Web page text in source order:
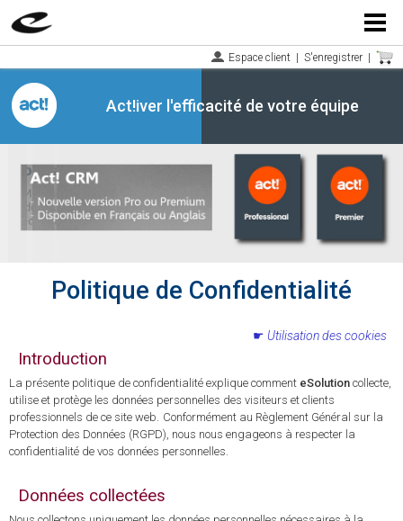
Menu
Espace client S'enregistrer
Act!iver l'efficacité de votre équipe
Politique de Confidentialité
Utilisation des cookies
Introduction
La présente politique de confidentialité explique comment eSolution collecte,
utilise et protège les données personnelles des visiteurs et clients
professionnels de ce site web. Conformément au Règlement Général sur la
Protection des Données (RGPD), nous nous engageons à respecter la
confidentialité de vos données personnelles.
Données collectées